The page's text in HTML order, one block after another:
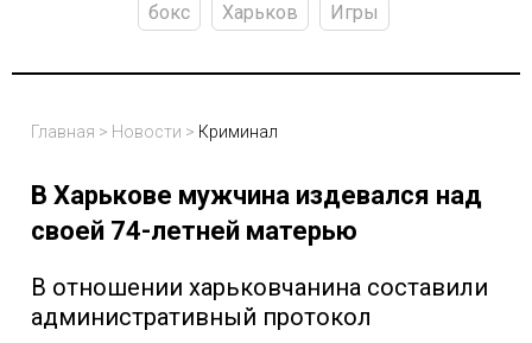
бокс
Харьков Игры
Главная > Новости > Криминал
В Харькове мужчина издевался над
своей 74-летней матерью
В отношении харьковчанина составили
административный протокол